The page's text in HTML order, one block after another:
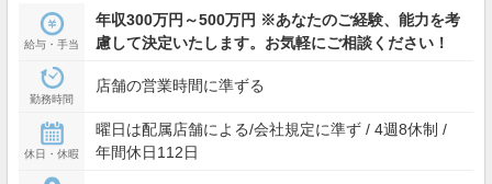
給与・手当
年収300万円～500万円 ※あなたのご経験、能力を考
慮して決定いたします。お気軽にご相談ください！
勤務時間
店舗の営業時間に準ずる
休日・休暇
曜日は配属店舗による/会社規定に準ず / 4週8休制 /
年間休日112日